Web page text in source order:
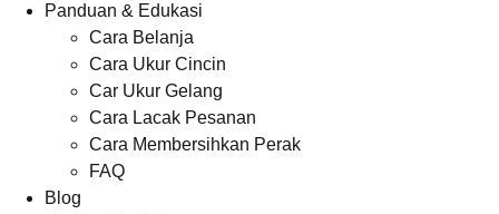
Panduan & Edukasi
Cara Belanja
Cara Ukur Cincin
Car Ukur Gelang
Cara Lacak Pesanan
Cara Membersihkan Perak
FAQ
Blog